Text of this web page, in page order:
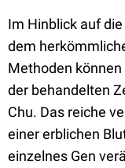
Im Hinblick auf
dem
Methoden
der behandelten
Chu. Das reiche
einer erblichen
einzelnes Gen